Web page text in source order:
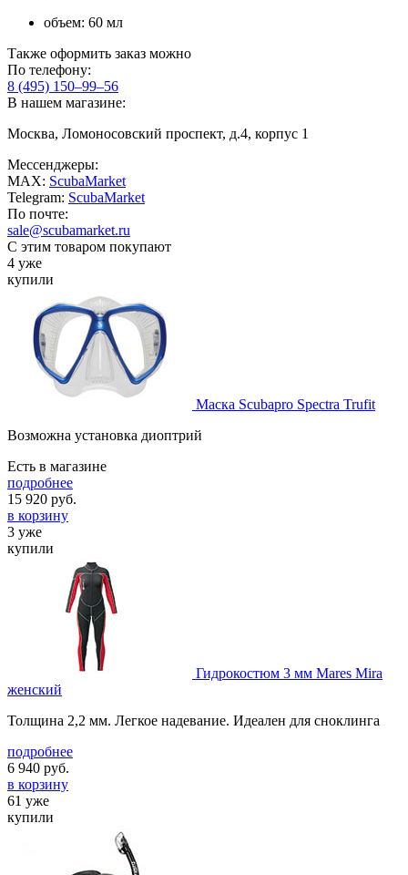
объем: 60 мл
Также оформить заказ можно
По телефону:
8 (495) 150–99–56
В нашем магазине:
Москва, Ломоносовский проспект, д.4, корпус 1
Мессенджеры:
MAX: ScubaMarket
Telegram: ScubaMarket
По почте:
sale@scubamarket.ru
С этим товаром покупают
4 уже
купили
Маска Scubapro Spectra Trufit
Возможна установка диоптрий
Есть в магазине
подробнее
15 920 руб.
в корзину
3 уже
купили
Гидрокостюм 3 мм Mares Mira
женский
Толщина 2,2 мм. Легкое надевание. Идеален для сноклинга
подробнее
6 940 руб.
в корзину
61 уже
купили